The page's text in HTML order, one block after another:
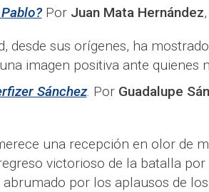
Por Juan Mata Hernández
desde sus orígenes, ha
imagen positiva ante quienes
Sánchez. Por Guadalupe
una recepción en olor de
victorioso de la batalla
por los aplausos de